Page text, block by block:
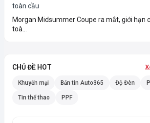
Morgan Midsummer Coupe ra mắt, giới hạn
toà...
CHỦ ĐỀ HOT
Khuyến mại Bản tin Auto365 Độ Đèn
Tin thể thao PPF